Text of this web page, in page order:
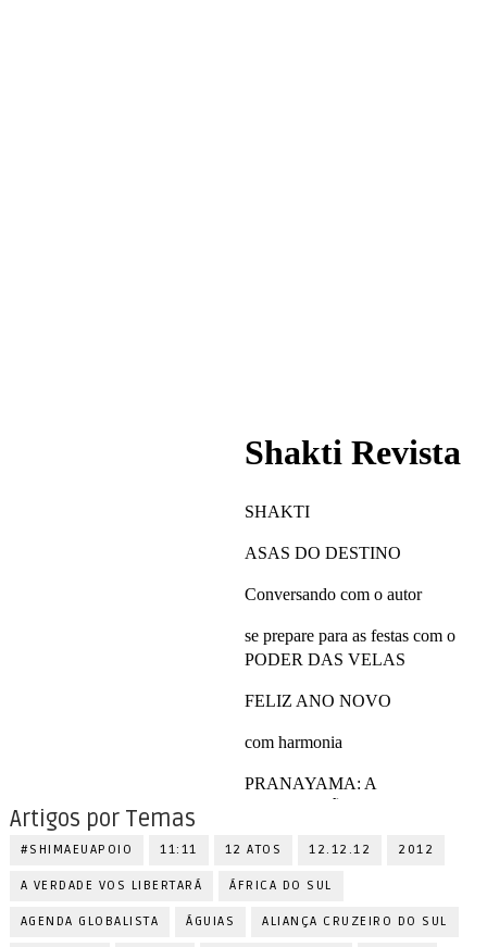
Artigos por Temas
#SHIMAEUAPOIO 11:11 12 ATOS 12.12.12 2012
A VERDADE VOS LIBERTARÁ ÁFRICA DO SUL
AGENDA GLOBALISTA ÁGUIAS ALIANÇA CRUZEIRO DO SUL